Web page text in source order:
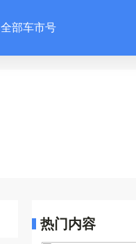
全部车市号
热门内容